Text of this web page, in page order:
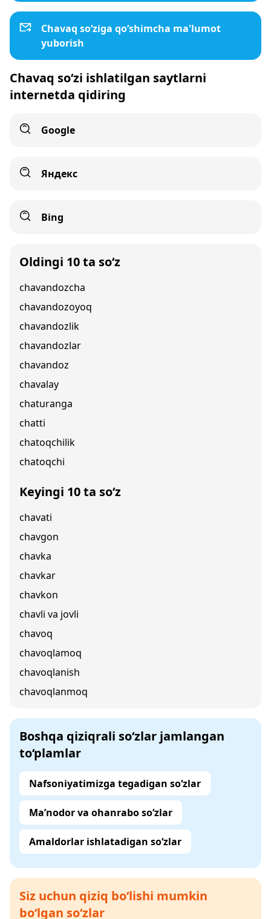
Chavaq so‘ziga qo‘shimcha ma'lumot
yuborish
Chavaq so‘zi ishlatilgan saytlarni
internetda qidiring
Google
Яндекс
Bing
Oldingi 10 ta so‘z
chavandozcha
chavandozoyoq
chavandozlik
chavandozlar
chavandoz
chavalay
chaturanga
chatti
chatoqchilik
chatoqchi
Keyingi 10 ta so‘z
chavati
chavgon
chavka
chavkar
chavkon
chavli va jovli
chavoq
chavoqlamoq
chavoqlanish
chavoqlanmoq
Boshqa qiziqrali so‘zlar jamlangan
to‘plamlar
Nafsoniyatimizga tegadigan so‘zlar
Ma’nodor va ohanrabo so‘zlar
Amaldorlar ishlatadigan so‘zlar
Siz uchun qiziq bo‘lishi mumkin
bo‘lgan so‘zlar